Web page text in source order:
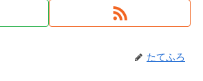
たてふろ